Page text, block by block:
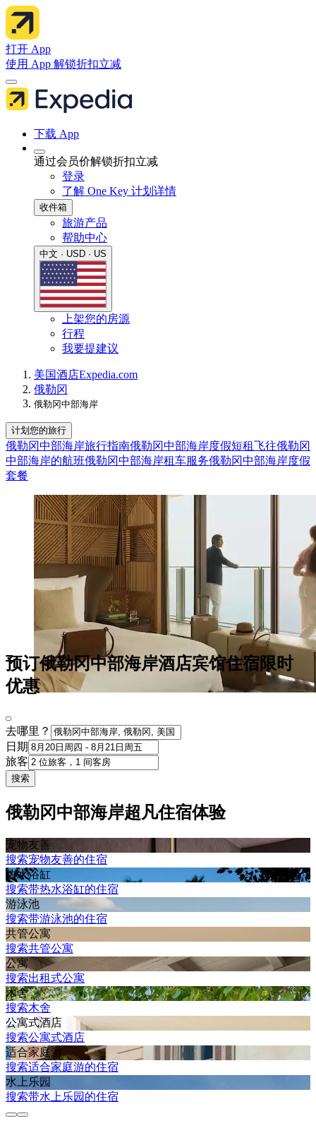
打开 App
使用 App 解锁折扣立减
下载 App
通过会员价解锁折扣立减
登录
了解 One Key 计划详情
收件箱
旅游产品
帮助中心
中文 · USD · US
上架您的房源
行程
我要提建议
美国酒店Expedia.com
俄勒冈
俄勒冈中部海岸
计划您的旅行
俄勒冈中部海岸旅行指南俄勒冈中部海岸度假短租飞往俄勒冈
中部海岸的航班俄勒冈中部海岸租车服务俄勒冈中部海岸度假
套餐
预订俄勒冈中部海岸酒店宾馆住宿限时
优惠
去哪里？
日期
旅客
搜索
俄勒冈中部海岸超凡住宿体验
宠物友善
搜索宠物友善的住宿
热水浴缸
搜索带热水浴缸的住宿
游泳池
搜索带游泳池的住宿
共管公寓
搜索共管公寓
公寓
搜索出租式公寓
木舍
搜索木舍
公寓式酒店
搜索公寓式酒店
适合家庭游
搜索适合家庭游的住宿
水上乐园
搜索带水上乐园的住宿